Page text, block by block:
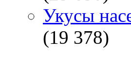
Укусы
(19 378)